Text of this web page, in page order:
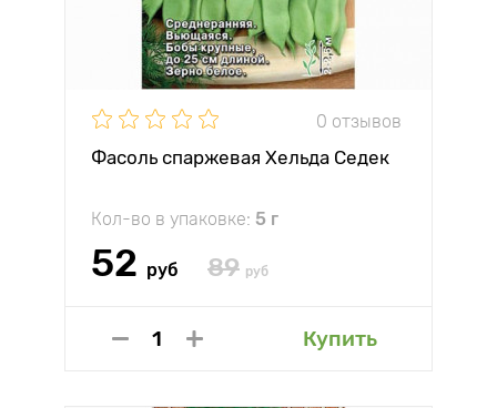
0 отзывов
Фасоль спаржевая Хельда Седек
Кол-во в упаковке: 5 г
52 руб 89 руб
Купить